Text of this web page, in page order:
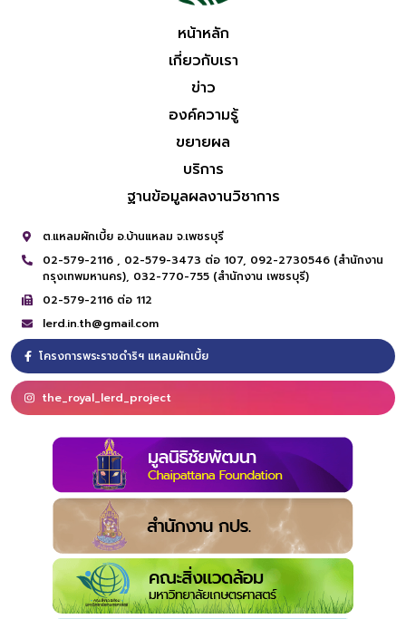
หน้าหลัก
เกี่ยวกับเรา
ข่าว
องค์ความรู้
ขยายผล
บริการ
ฐานข้อมูลผลงานวิชาการ
ต.แหลมผักเบี้ย อ.บ้านแหลม จ.เพชรบุรี
02-579-2116 , 02-579-3473 ต่อ 107, 092-2730546 (สำนักงาน
กรุงเทพมหานคร), 032-770-755 (สำนักงาน เพชรบุรี)
02-579-2116 ต่อ 112
lerd.in.th@gmail.com
โครงการพระราชดำริฯ แหลมผักเบี้ย
the_royal_lerd_project